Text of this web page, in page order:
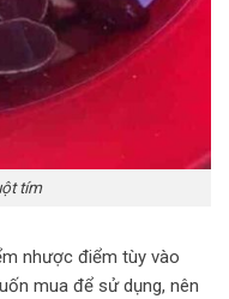
tím
nhược điểm tùy vào
mua để sử dụng, nên